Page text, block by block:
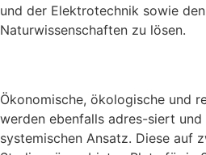
und der Elektrotechnik sowie
Naturwissenschaften zu lösen.
Ökonomische, ökologische und
werden ebenfalls adres-siert
systemischen Ansatz. Diese auf